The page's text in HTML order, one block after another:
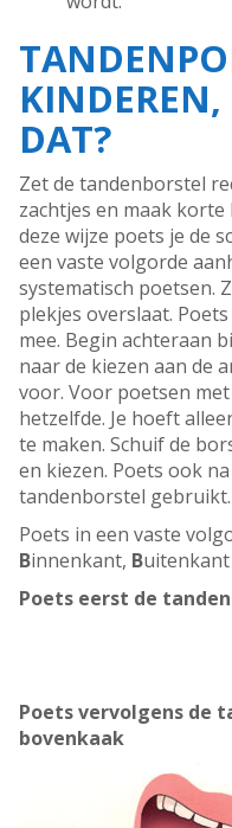
KINDEREN,
DAT?
Zet de tandenborstel
zachtjes en maak
deze wijze poets je de
een vaste volgorde
systematisch poetsen.
plekjes overslaat.
mee. Begin achteraan
naar de kiezen aan de
voor. Voor poetsen
hetzelfde. Je hoeft
te maken. Schuif de
en kiezen. Poets ook
tandenborstel gebruikt.
Poets in een vaste
Binnenkant, B
Poets eerst de
Poets vervolgens de
bovenkaak